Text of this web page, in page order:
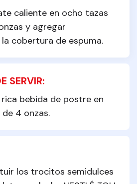
caliente en ocho tazas
y agregar
cobertura de espuma.
SERVIR:
bebida de postre en
4 onzas.
los trocitos semidulces